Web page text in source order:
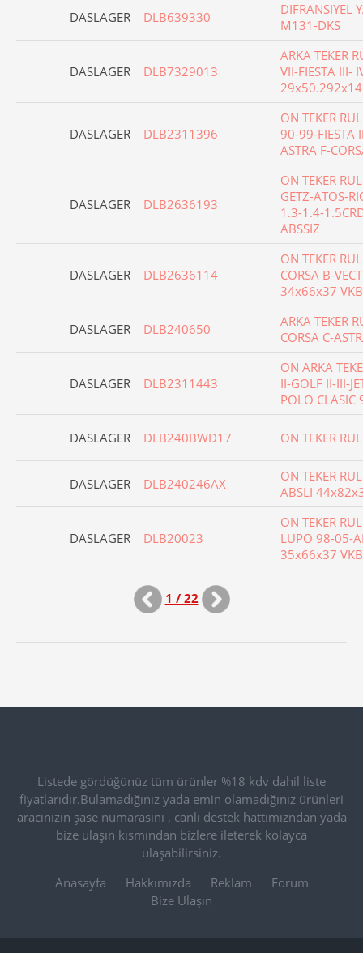
DASLAGER DLB639330
DIFRANSIYEL
M131-DKS
DASLAGER DLB7329013
ARKA TEKER
VII-FIESTA III-
DASLAGER DLB2311396
ON TEKER
90-99-FIESTA
ASTRA F-
DASLAGER DLB2636193
ON TEKER
GETZ-ATOS-
1.3-1.4-
ABSSIZ
DASLAGER DLB2636114
ON TEKER
CORSA B-
34x66x37
DASLAGER DLB240650
ARKA TEKER
CORSA C-
DASLAGER DLB2311443
ON ARKA
II-GOLF II-III-
POLO
DASLAGER DLB240BWD17 ON TEKER
DASLAGER DLB240246AX
ON TEKER
ABSLI
DASLAGER DLB20023
ON TEKER
LUPO 98-05-
35x66x37
1 / 22
Listede gördüğünüz tüm ürünler %18 kdv dahil liste
fiyatlarıdır.Bulamadığınız yada emin olamadığınız ürünleri
aracınızın şase numarasını , canlı destek hattımızndan yada
bize ulaşın kısmından bizlere ileterek kolayca
ulaşabilirsiniz.
Anasayfa
Hakkımızda Reklam
Forum
Bize Ulaşın